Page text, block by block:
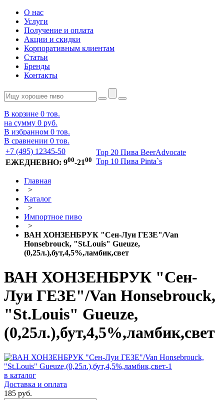
О нас
Услуги
Получение и оплата
Акции и скидки
Корпоративным клиентам
Статьи
Бренды
Контакты
В корзине 0 тов.
на сумму 0 руб.
В избранном 0 тов.
В сравнении 0 тов.
+7 (495) 12345-50
ЕЖЕДНЕВНО: 900-2100
Top 20 Пива BeerAdvocate
Top 10 Пива Pinta`s
Главная
>
Каталог
>
Импортное пиво
>
ВАН ХОНЗЕНБРУК "Сен-Луи ГЕЗЕ"/Van
Honsebrouck, "St.Louis" Gueuze,
(0,25л.),бут,4,5%,ламбик,свет
ВАН ХОНЗЕНБРУК "Сен-
Луи ГЕЗЕ"/Van Honsebrouck,
"St.Louis" Gueuze,
(0,25л.),бут,4,5%,ламбик,свет
в каталог
Доставка и оплата
185 руб.